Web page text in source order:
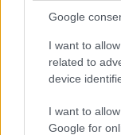
Google
I want to
related to
device
I want to
Google for
Intézkedését
Üdvözlettel:
Csizmadia Tibor